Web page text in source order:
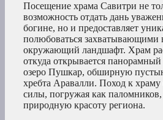
Посещение храма Савитри не
возможность отдать дань
богине, но и предоставляет
полюбоваться захватывающими
окружающий ландшафт. Храм
откуда открывается
озеро Пушкар, обширную
хребта Аравалли. Поход к храму
силы, погружая как паломников,
природную красоту региона.